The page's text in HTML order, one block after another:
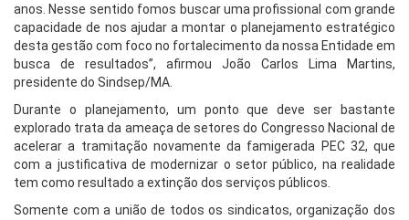
anos. Nesse sentido fomos buscar uma profissional com grande
capacidade de nos ajudar a montar o planejamento estratégico
desta gestão com foco no fortalecimento da nossa Entidade em
busca de resultados”, afirmou João Carlos Lima Martins,
presidente do Sindsep/MA.
Durante o planejamento, um ponto que deve ser bastante
explorado trata da ameaça de setores do Congresso Nacional de
acelerar a tramitação novamente da famigerada PEC 32, que
com a justificativa de modernizar o setor público, na realidade
tem como resultado a extinção dos serviços públicos.
Somente com a união de todos os sindicatos, organização dos